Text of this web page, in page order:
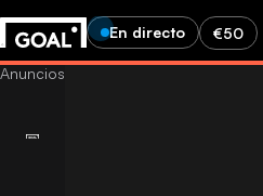
En directo €50